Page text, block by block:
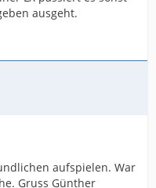
ausgeht.
aufspielen. War
Gruss Günther